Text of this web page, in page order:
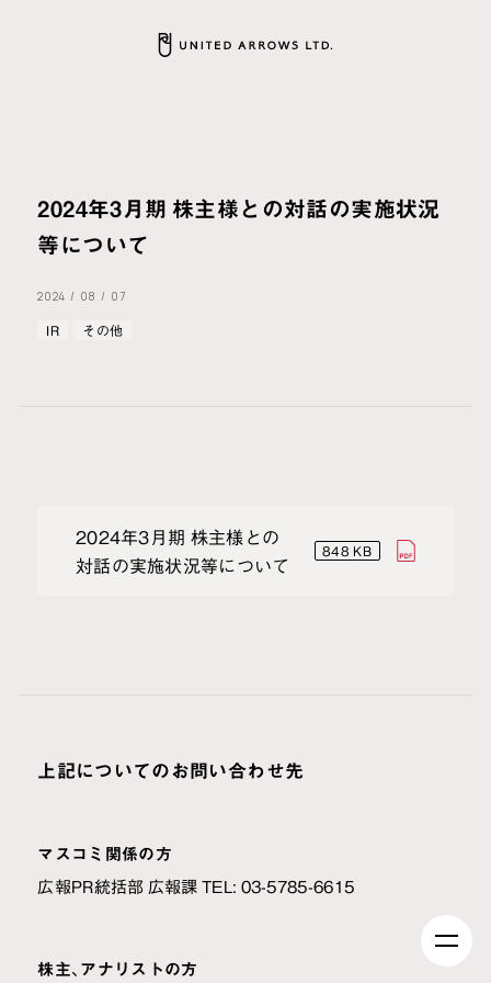
2024年3月期 株主様との対話の実施状況
等について
2024 / 08 / 07
IR その他
2024年3月期 株主様との
対話の実施状況等について
848 KB
上記についてのお問い合わせ先
マスコミ関係の方
広報PR統括部 広報課 TEL: 03-5785-6615
株主、アナリストの方